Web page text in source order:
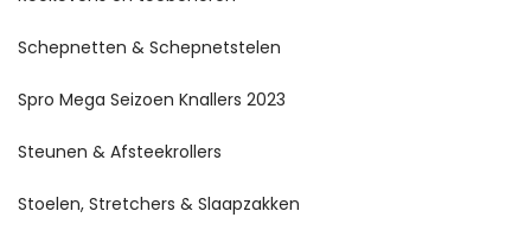
Schepnetten & Schepnetstelen
Spro Mega Seizoen Knallers 2023
Steunen & Afsteekrollers
Stoelen, Stretchers & Slaapzakken